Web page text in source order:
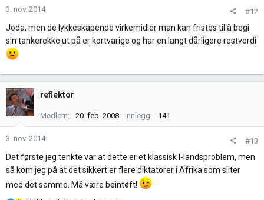
n
r
3. nov. 2014 #12
Joda, men de lykkeskapende virkemidler man kan fristes til å begi
sin tankerekke ut på er kortvarige og har en langt dårligere restverdi
reflektor
Medlem 20. feb. 2008 Innlegg 141
3. nov. 2014 #13
Det første jeg tenkte var at dette er et klassisk I-landsproblem, men
så kom jeg på at det sikkert er flere diktatorer i Afrika som sliter
med det samme. Må være beintøft!